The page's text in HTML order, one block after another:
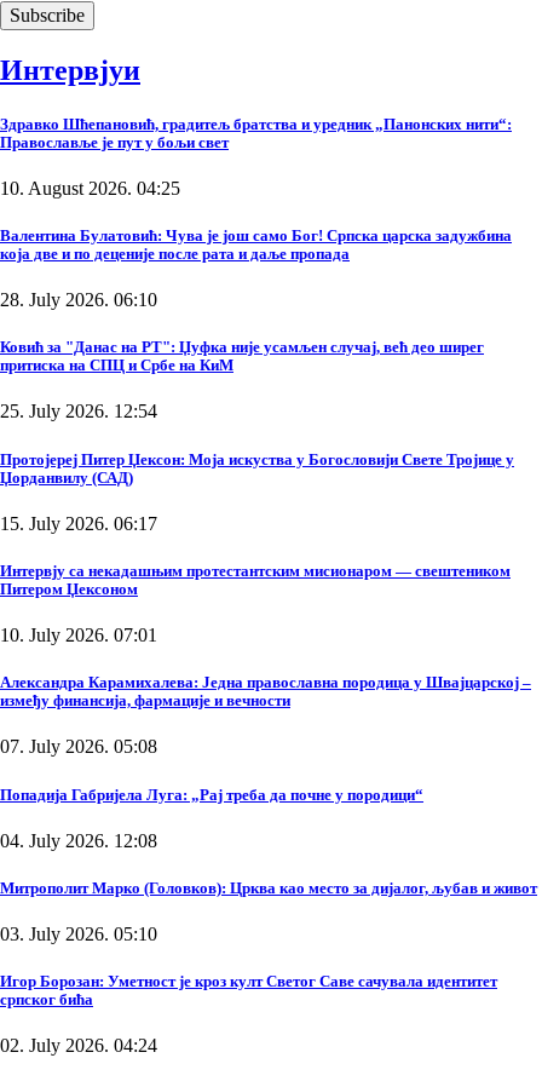
Интервјуи
Здравко Шћепановић, градитељ братства и уредник „Панонских нити“:
Православље је пут у бољи свет
10. August 2026. 04:25
Валентина Булатовић: Чува је још само Бог! Српска царска задужбина
која две и по деценије после рата и даље пропада
28. July 2026. 06:10
Ковић за "Данас на РТ": Џуфка није усамљен случај, већ део ширег
притиска на СПЦ и Србе на КиМ
25. July 2026. 12:54
Протојереј Питер Џексон: Моја искуства у Богословији Свете Тројице у
Џорданвилу (САД)
15. July 2026. 06:17
Интервју са некадашњим протестантским мисионаром — свештеником
Питером Џексоном
10. July 2026. 07:01
Александра Карамихалева: Једна православна породица у Швајцарској –
између финансија, фармације и вечности
07. July 2026. 05:08
Попадија Габријела Луга: „Рај треба да почне у породици“
04. July 2026. 12:08
Митрополит Марко (Головков): Црква као место за дијалог, љубав и живот
03. July 2026. 05:10
Игор Борозан: Уметност је кроз култ Светог Саве сачувала идентитет
српског бића
02. July 2026. 04:24